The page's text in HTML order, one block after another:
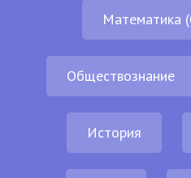
Математика
Обществознание
История